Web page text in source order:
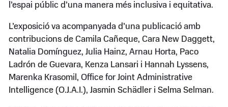
l’espai públic d’una manera més inclusiva i equitativa.
L’exposició va acompanyada d’una publicació amb
contribucions de Camila Cañeque, Cara New Daggett,
Natalia Domínguez, Julia Hainz, Arnau Horta, Paco
Ladrón de Guevara, Kenza Lansari i Hannah Lyssens,
Marenka Krasomil, Office for Joint Administrative
Intelligence (O.J.A.I.), Jasmin Schädler i Selma Selman.